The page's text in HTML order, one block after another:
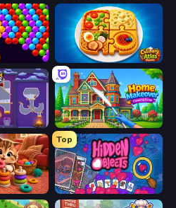
Culinary Atlas
Home Makeover Cleaning Game
Thread Sort: Knit Pictures
Top
Hidden Objects